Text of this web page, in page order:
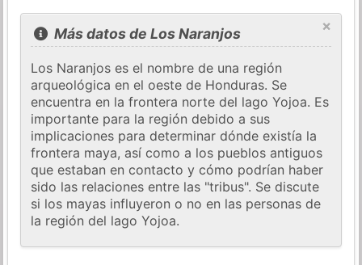
×
Más datos de Los Naranjos
Los Naranjos es el nombre de una región
arqueológica en el oeste de Honduras. Se
encuentra en la frontera norte del lago Yojoa. Es
importante para la región debido a sus
implicaciones para determinar dónde existía la
frontera maya, así como a los pueblos antiguos
que estaban en contacto y cómo podrían haber
sido las relaciones entre las "tribus". Se discute
si los mayas influyeron o no en las personas de
la región del lago Yojoa.